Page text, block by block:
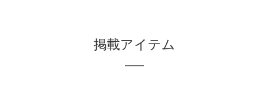
掲載アイテム